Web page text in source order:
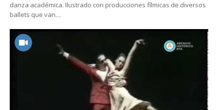
danza académica. Ilustrado con producciones fílmicas de diversos
ballets que van…